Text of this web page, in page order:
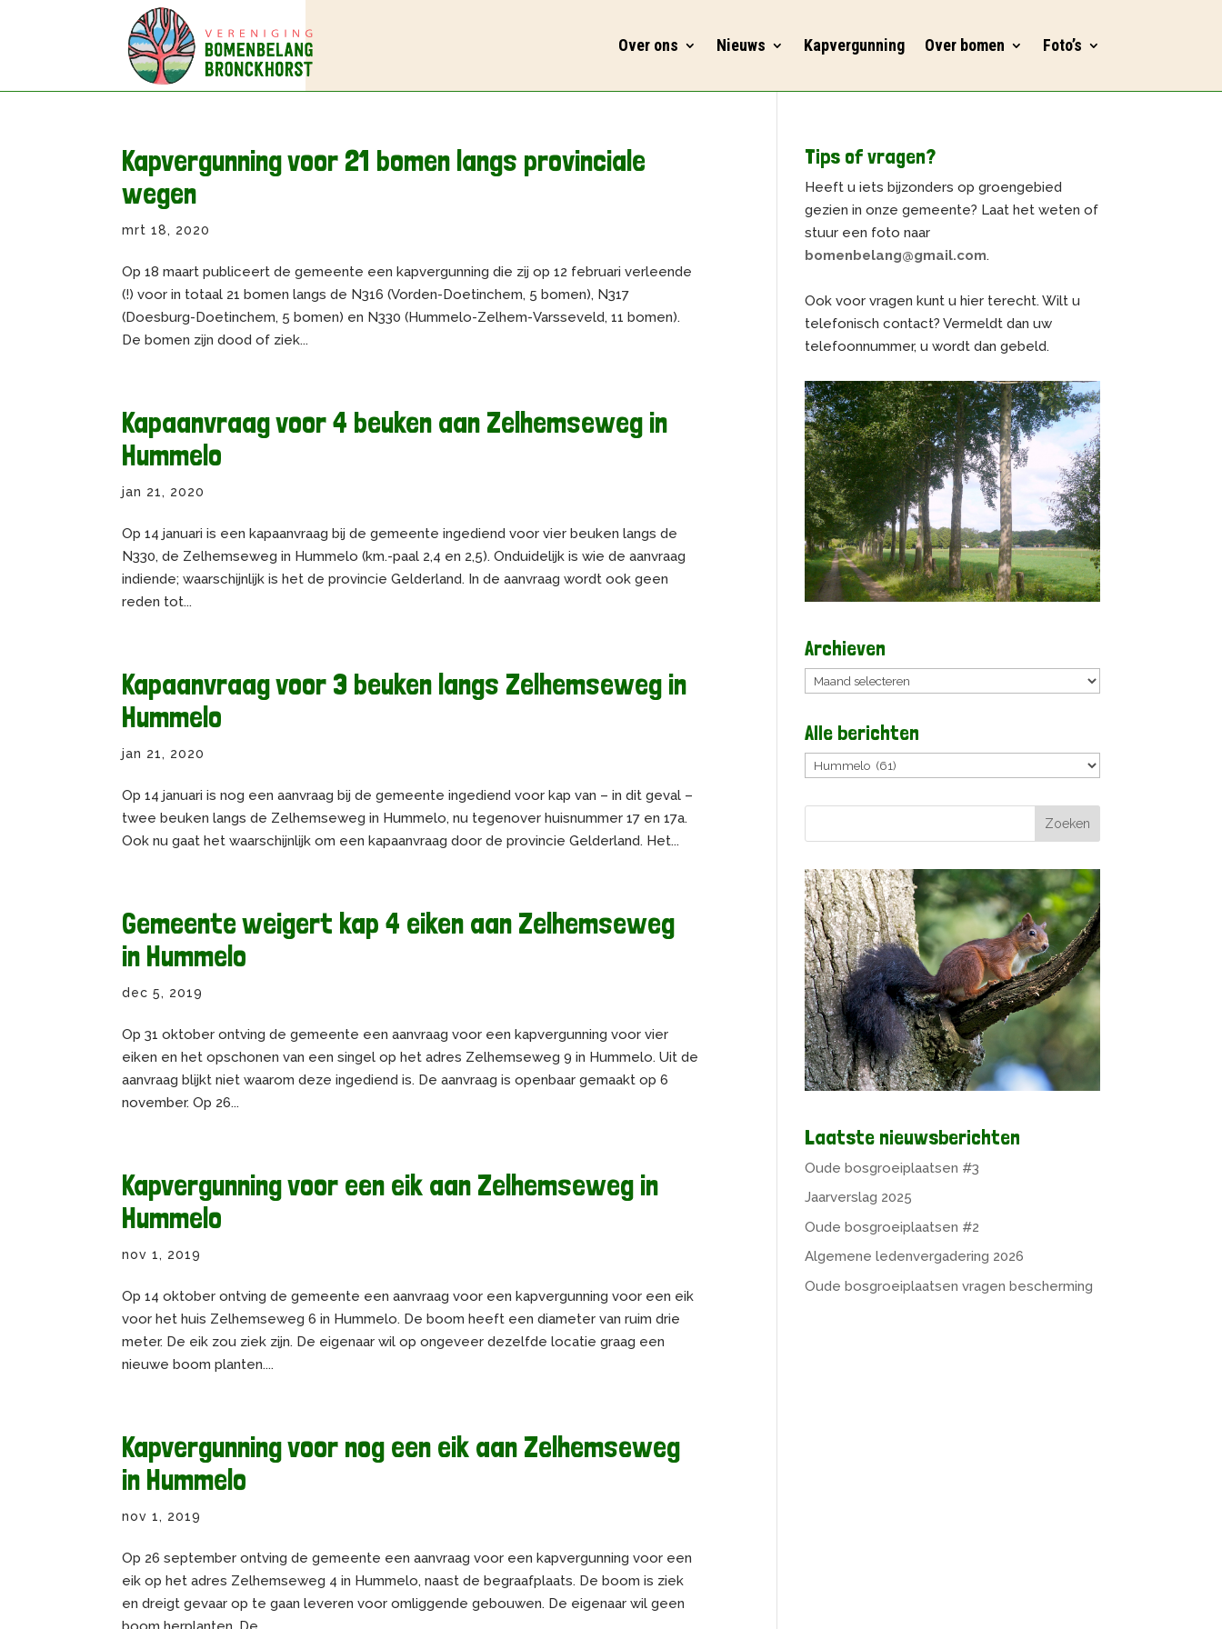
Over ons Nieuws Kapvergunning Over bomen Foto’s
Kapvergunning voor 21 bomen langs provinciale
wegen
mrt 18, 2020
Op 18 maart publiceert de gemeente een kapvergunning die zij op 12 februari verleende
(!) voor in totaal 21 bomen langs de N316 (Vorden-Doetinchem, 5 bomen), N317
(Doesburg-Doetinchem, 5 bomen) en N330 (Hummelo-Zelhem-Varsseveld, 11 bomen).
De bomen zijn dood of ziek...
Kapaanvraag voor 4 beuken aan Zelhemseweg in
Hummelo
jan 21, 2020
Op 14 januari is een kapaanvraag bij de gemeente ingediend voor vier beuken langs de
N330, de Zelhemseweg in Hummelo (km.-paal 2,4 en 2,5). Onduidelijk is wie de aanvraag
indiende; waarschijnlijk is het de provincie Gelderland. In de aanvraag wordt ook geen
reden tot...
Kapaanvraag voor 3 beuken langs Zelhemseweg in
Hummelo
jan 21, 2020
Op 14 januari is nog een aanvraag bij de gemeente ingediend voor kap van – in dit geval –
twee beuken langs de Zelhemseweg in Hummelo, nu tegenover huisnummer 17 en 17a.
Ook nu gaat het waarschijnlijk om een kapaanvraag door de provincie Gelderland. Het...
Gemeente weigert kap 4 eiken aan Zelhemseweg
in Hummelo
dec 5, 2019
Op 31 oktober ontving de gemeente een aanvraag voor een kapvergunning voor vier
eiken en het opschonen van een singel op het adres Zelhemseweg 9 in Hummelo. Uit de
aanvraag blijkt niet waarom deze ingediend is. De aanvraag is openbaar gemaakt op 6
november. Op 26...
Kapvergunning voor een eik aan Zelhemseweg in
Hummelo
nov 1, 2019
Op 14 oktober ontving de gemeente een aanvraag voor een kapvergunning voor een eik
voor het huis Zelhemseweg 6 in Hummelo. De boom heeft een diameter van ruim drie
meter. De eik zou ziek zijn. De eigenaar wil op ongeveer dezelfde locatie graag een
nieuwe boom planten....
Kapvergunning voor nog een eik aan Zelhemseweg
in Hummelo
nov 1, 2019
Op 26 september ontving de gemeente een aanvraag voor een kapvergunning voor een
eik op het adres Zelhemseweg 4 in Hummelo, naast de begraafplaats. De boom is ziek
en dreigt gevaar op te gaan leveren voor omliggende gebouwen. De eigenaar wil geen
Tips of vragen?
Heeft u iets bijzonders op groengebied
gezien in onze gemeente? Laat het weten of
stuur een foto naar
bomenbelang@gmail.com.
Ook voor vragen kunt u hier terecht. Wilt u
telefonisch contact? Vermeldt dan uw
telefoonnummer, u wordt dan gebeld.
Archieven
Archieven
Alle berichten
Alle
Laatste nieuwsberichten
Oude bosgroeiplaatsen #3
Jaarverslag 2025
Oude bosgroeiplaatsen #2
Algemene ledenvergadering 2026
Oude bosgroeiplaatsen vragen bescherming